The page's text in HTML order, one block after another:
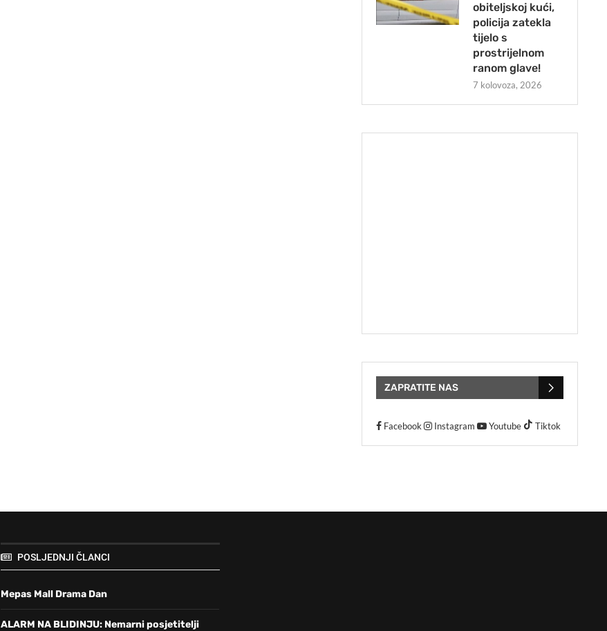
obiteljskoj kući,
policija zatekla
tijelo s
prostrijelnom
ranom glave!
7 kolovoza, 2026
ZAPRATITE NAS
Facebook Instagram Youtube Tiktok
POSLJEDNJI ČLANCI
Mepas Mall Drama Dan
ALARM NA BLIDINJU: Nemarni posjetitelji